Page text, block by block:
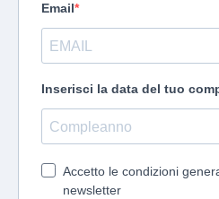
Email
Inserisci la data del tuo
Accetto le condizioni
newsletter